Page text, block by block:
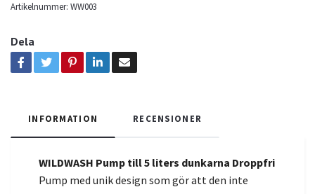
Artikelnummer: WW003
Dela
INFORMATION RECENSIONER
WILDWASH Pump till 5 liters dunkarna Droppfri
Pump med unik design som gör att den inte